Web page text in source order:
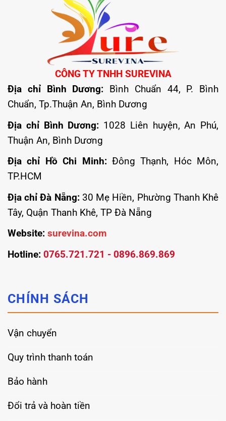
CÔNG TY TNHH SUREVINA
Địa chỉ Bình Dương: Bình Chuẩn 44, P. Bình
Chuẩn, Tp.Thuận An, Bình Dương
Địa chỉ Bình Dương: 1028 Liên huyện, An Phú,
Thuận An, Bình Dương
Địa chỉ Hồ Chi Minh:Đông Thạnh, Hóc Môn,
TP.HCM
Địa chỉ Đà Nẵng:30 Mẹ Hiền, Phường Thanh Khê
Tây, Quận Thanh Khê, TP Đà Nẵng
Website: surevina.com
Hotline: 0765.721.721 - 0896.869.869
CHÍNH SÁCH
Vận chuyển
Quy trình thanh toán
Bảo hành
Đổi trả và hoàn tiền